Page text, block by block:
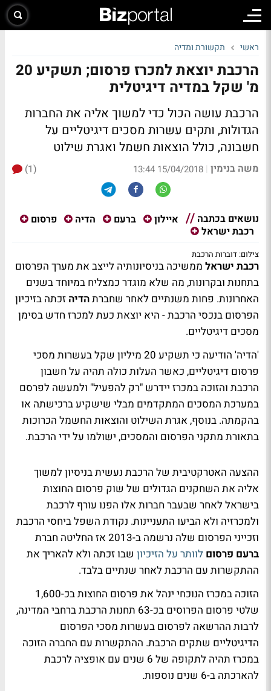
ראשי תקשורת ומדיה
הרכבת יוצאת למכרז פרסום; תשקיע 20
מ' שקל במדיה דיגיטלית
הרכבת עושה הכול כדי למשוך אליה את החברות
הגדולות, ותקים עשרות מסכים דיגיטליים על
חשבונה, כולל הוצאות חשמל ואגרת שילוט
משה בנימין |
15/04/2018 13:44
(1)
נושאים בכתבה איילון ברעם הדיה
פרסום
רכבת ישראל
צילום: דוברות הרכבת
רכבת ישראל ממשיכה בניסיונותיה לייצב את מערך הפרסום
בתחנות ובקרונות, מה שלא מוגדר כמצליח במיוחד בשנים
האחרונות. פחות משנתיים לאחר שחברתהדיה זכתה בזיכיון
הפרסום בנכסי הרכבת - היא יוצאת כעת למכרז חדש בסימן
מסכים דיגיטליים.
'הדיה' הודיעה כי תשקיע 20 מיליון שקל בעשרות מסכי
פרסום דיגיטליים, כאשר העלות כולה תהיה על חשבון
הרכבת והזוכה במכרז יידרש "רק להפעיל" ולמעשה לפרסם
במערכת המסכים המתקדמים מבלי שישקיע ברכישתה או
בהקמתה. בנוסף, אגרת השילוט והוצאות החשמל הכרוכות
בתאורת מתקני הפרסום והמסכים, ישולמו על ידי הרכבת.
ההצעה האטרקטיבית של הרכבת נעשית בניסיון למשוך
אליה את השחקנים הגדולים של שוק פרסום החוצות
בישראל לאחר שבעבר חברות אלו הפנו עורף לרכבת
ולמכרזיה ולא הביעו התעניינות. נקודת השפל ביחסי הרכבת
וזכייני הפרסום שלה נרשמה ב-2013 אז החליטה חברת
ברעם פרסום לוותר על הזיכיון שבו זכתה ולא להאריך את
ההתקשרות עם הרכבת לאחר שנתיים בלבד.
הזוכה במכרז הנוכחי ינהל את פרסום החוצות בכ-1,600
שלטי פרסום הפרוסים בכ-63 תחנות הרכבת ברחבי המדינה,
לרבות ההרשאה לפרסום בעשרות מסכי הפרסום
הדיגיטליים שתקים הרכבת. ההתקשרות עם החברה הזוכה
במכרז תהיה לתקופה של 6 שנים עם אופציה לרכבת
להארכתה ב-6 שנים נוספות.